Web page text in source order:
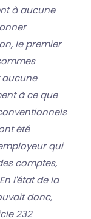
à aucune
le premier
aucune
à ce que
été
qui
comptes,
l'état de la
donc,
232